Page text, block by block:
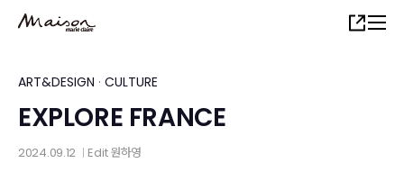
content
Share
ART&DESIGN · CULTURE
EXPLORE FRANCE
2024.09.12 Edit원하영